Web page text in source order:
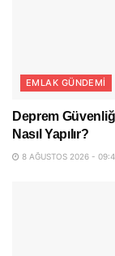
EMLAK GÜNDEMI
Deprem
Nasıl Yapılır?
8 AĞUSTOS 2026 -